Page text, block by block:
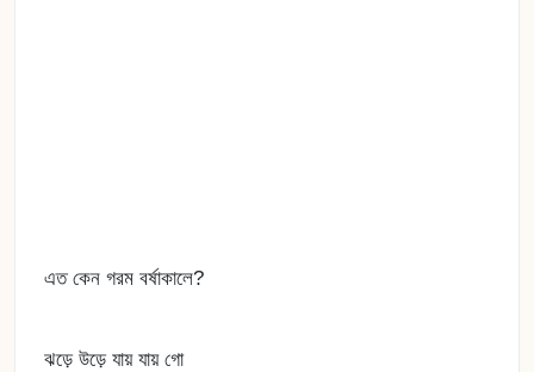
এত কেন গরম বর্ষাকালে?
ঝড়ে উড়ে যায় যায় গো